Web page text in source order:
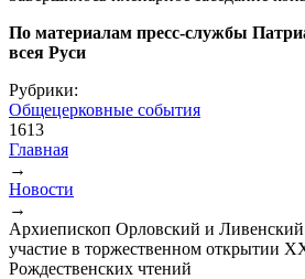
По материалам пресс-службы
всея Руси
Рубрики:
Общецерковные события
1613
Вы здесь
Главная
→
Новости
→
Архиепископ Орловский и
участие в торжественном открытии
Рождественских чтений